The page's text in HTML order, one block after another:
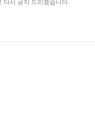
다시 공지 드리겠습니다.